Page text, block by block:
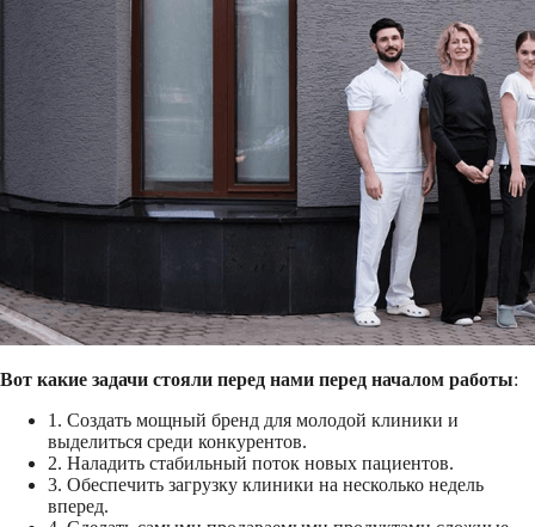
Вот какие задачи стояли перед нами перед началом работы:
1. Создать мощный бренд для молодой клиники и
выделиться среди конкурентов.
2. Наладить стабильный поток новых пациентов.
3. Обеспечить загрузку клиники на несколько недель
вперед.